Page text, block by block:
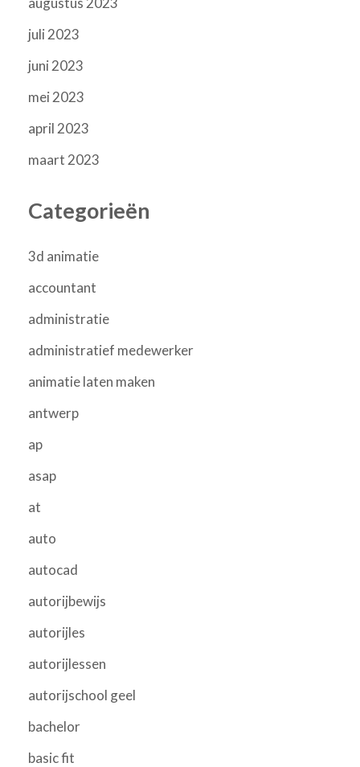
juli 2023
juni 2023
mei 2023
april 2023
maart 2023
Categorieën
3d animatie
accountant
administratie
administratief medewerker
animatie laten maken
antwerp
ap
asap
at
auto
autocad
autorijbewijs
autorijles
autorijlessen
autorijschool geel
bachelor
basic fit